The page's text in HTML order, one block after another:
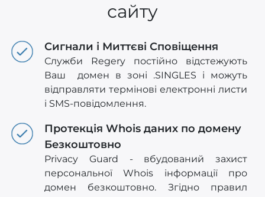
сайту
Сигнали і Миттєві Сповіщення
Служби Regery постійно відстежують
Ваш домен в зоні .SINGLES і можуть
відправляти термінові електронні листи
і SMS-повідомлення.
Протекція Whois даних по домену
Безкоштовно
Privacy Guard - вбудований захист
персональної Whois інформації про
домен безкоштовно. Згідно правил